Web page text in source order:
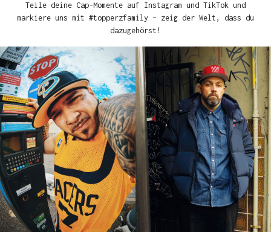
Teile deine Cap-Momente auf Instagram und TikTok und
markiere uns mit #topperzfamily – zeig der Welt, dass du
dazugehörst!